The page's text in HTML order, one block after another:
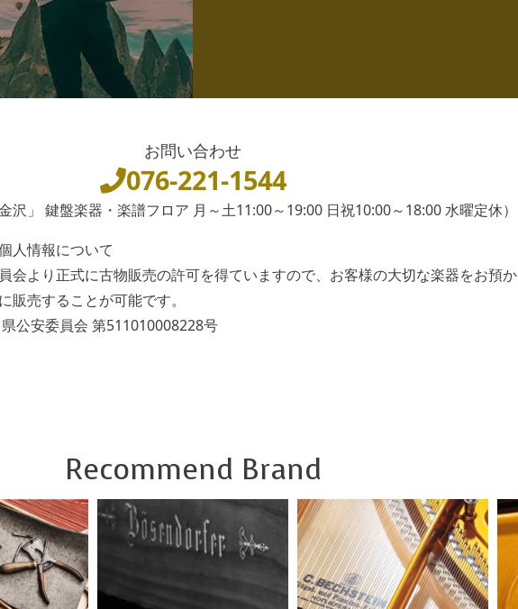
お問い合わせ
076-221-1544
沢」 鍵盤楽器・楽譜フロア 月～土11:00～19:00 日祝10:00～18:00 水曜定休）
人情報について
会より正式に古物販売の許可を得ていますので、お客様の大切な楽器をお預か
販売することが可能です。
公安委員会 第511010008228号
Recommend Brand